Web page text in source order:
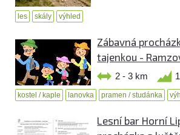
les skály výhled
Zábavná
tajenkou -
2 - 3 km
kostel / kaple lanovka pramen / studánka
Lesní bar Horní